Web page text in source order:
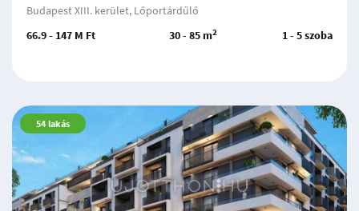
Budapest XIII. kerület, Lőportárdűlő
66.9 - 147 M Ft
30 - 85 m2 1 - 5 szoba
54 lakás